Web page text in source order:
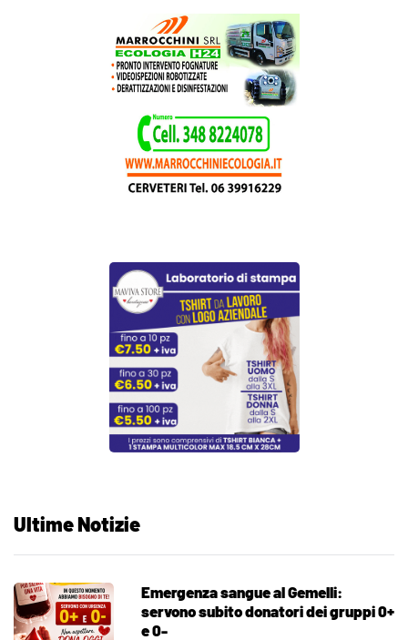
Ultime Notizie
Emergenza sangue al Gemelli:
servono subito donatori dei gruppi 0+
e 0-